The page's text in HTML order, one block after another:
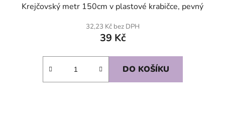
Krejčovský metr 150cm v plastové krabičce, pevný
32,23 Kč bez DPH
39 Kč
DO KOŠÍKU